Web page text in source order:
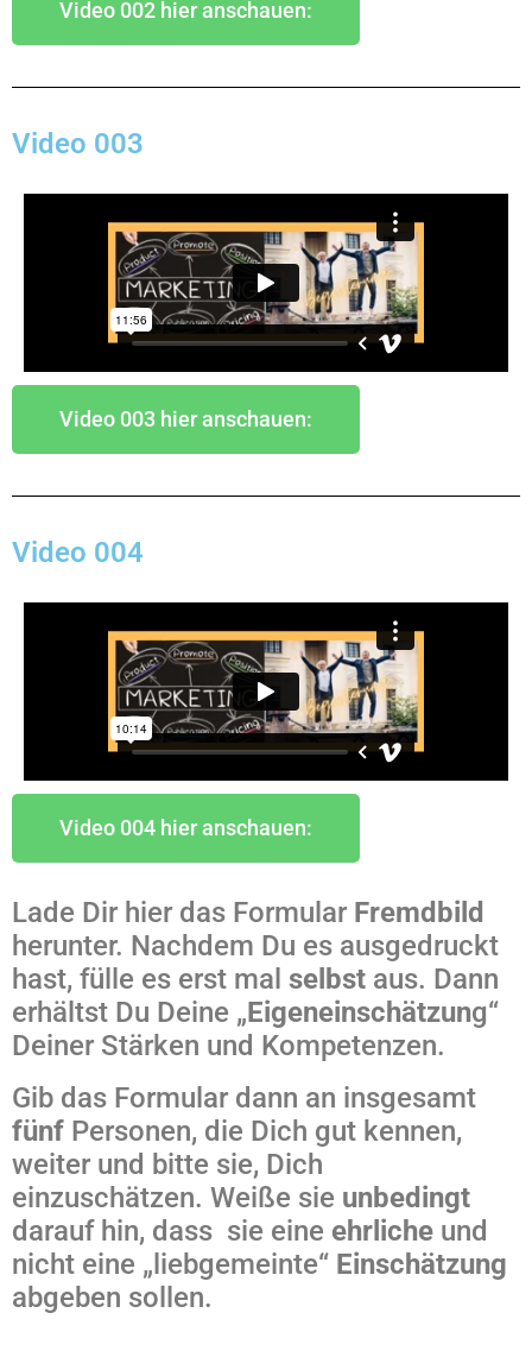
Video 002 hier anschauen:
Video 003
Video 003 hier anschauen:
Video 004
Video 004 hier anschauen:
Lade Dir hier das Formular Fremdbild
herunter. Nachdem Du es ausgedruckt
hast, fülle es erst mal selbst aus. Dann
erhältst Du Deine „Eigeneinschätzung“
Deiner Stärken und Kompetenzen.
Gib das Formular dann an insgesamt
fünf Personen, die Dich gut kennen,
weiter und bitte sie, Dich
einzuschätzen. Weiße sie unbedingt
darauf hin, dass sie eine ehrliche und
nicht eine „liebgemeinte“ Einschätzung
abgeben sollen.